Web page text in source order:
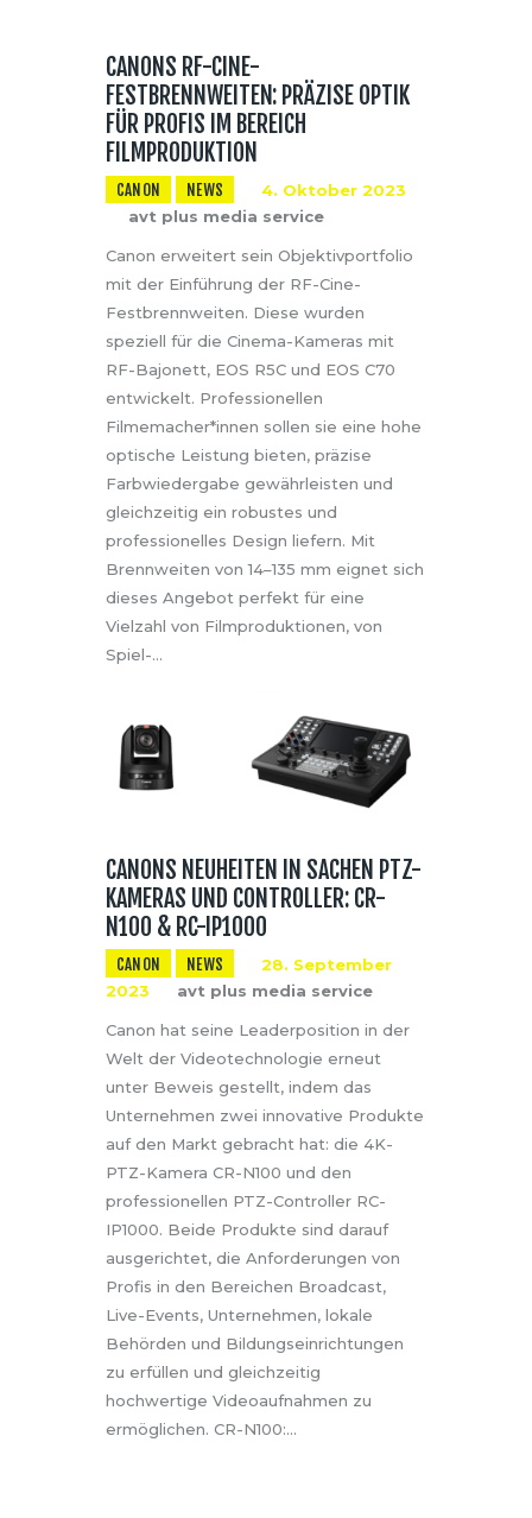
CANONS RF-CINE-
FESTBRENNWEITEN: PRÄZISE OPTIK
FÜR PROFIS IM BEREICH
FILMPRODUKTION
CANON NEWS
4. Oktober 2023
avt plus media service
Canon erweitert sein Objektivportfolio
mit der Einführung der RF-Cine-
Festbrennweiten. Diese wurden
speziell für die Cinema-Kameras mit
RF-Bajonett, EOS R5C und EOS C70
entwickelt. Professionellen
Filmemacher*innen sollen sie eine hohe
optische Leistung bieten, präzise
Farbwiedergabe gewährleisten und
gleichzeitig ein robustes und
professionelles Design liefern. Mit
Brennweiten von 14–135 mm eignet sich
dieses Angebot perfekt für eine
Vielzahl von Filmproduktionen, von
Spiel-…
CANONS NEUHEITEN IN SACHEN PTZ-
KAMERAS UND CONTROLLER: CR-
N100 & RC-IP1000
CANON NEWS
28. September
2023
avt plus media service
Canon hat seine Leaderposition in der
Welt der Videotechnologie erneut
unter Beweis gestellt, indem das
Unternehmen zwei innovative Produkte
auf den Markt gebracht hat: die 4K-
PTZ-Kamera CR-N100 und den
professionellen PTZ-Controller RC-
IP1000. Beide Produkte sind darauf
ausgerichtet, die Anforderungen von
Profis in den Bereichen Broadcast,
Live-Events, Unternehmen, lokale
Behörden und Bildungseinrichtungen
zu erfüllen und gleichzeitig
hochwertige Videoaufnahmen zu
ermöglichen. CR-N100:…